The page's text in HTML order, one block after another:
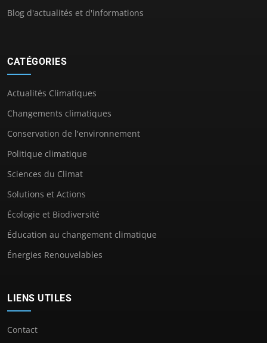
Blog d'actualités et d'informations
CATÉGORIES
Actualités Climatiques
Changements climatiques
Conservation de l'environnement
Politique climatique
Sciences du Climat
Solutions et Actions
Écologie et Biodiversité
Éducation au changement climatique
Énergies Renouvelables
LIENS UTILES
Contact